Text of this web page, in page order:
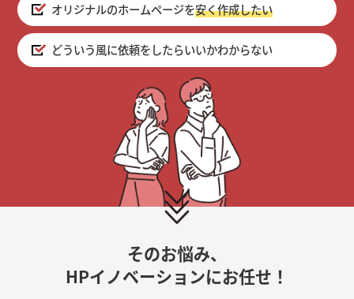
オリジナルのホームページを安く作成したい
どういう風に依頼をしたらいいかわからない
そのお悩み、
HPイノベーションにお任せ！